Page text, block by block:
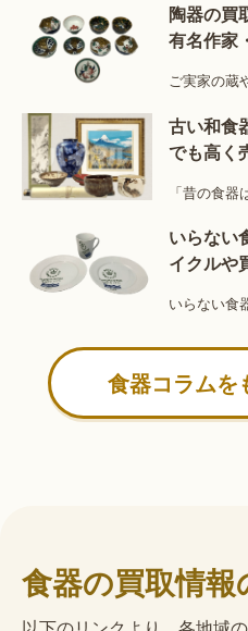
・ヴェルサーチコラボ
ローゼンタールには、イタ
プがあります。
「メデューサ」「バロッコ
けられた豪奢な色使いのデ
メデューサは大株主のウェ
ーゼンタールも余波を受け
食器セットをお持ちであれ
また、商品ラインナップは
皿・キャンドルスタンドな
です。
「コンチェルト」「ドルチ
可愛らしいデザインが人気
出会うことが多いです。
陶器の買
有名作家
ご実家の蔵
古い和食
でも高く
「昔の食
いらない
イクルや
いらない食
食器コラムを
食器の買取情報